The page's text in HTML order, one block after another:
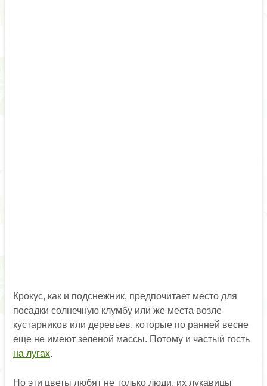
Крокус, как и подснежник, предпочитает место для
посадки солнечную клумбу или же места возле
кустарников или деревьев, которые по ранней весне
еще не имеют зеленой массы. Потому и частый гость
на лугах.
Но эти цветы любят не только люди, их лукавицы